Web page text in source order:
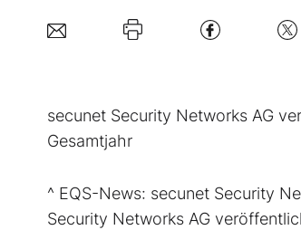
secunet Security Networks AG
Gesamtjahr
^ EQS-News: secunet Security
Security Networks AG